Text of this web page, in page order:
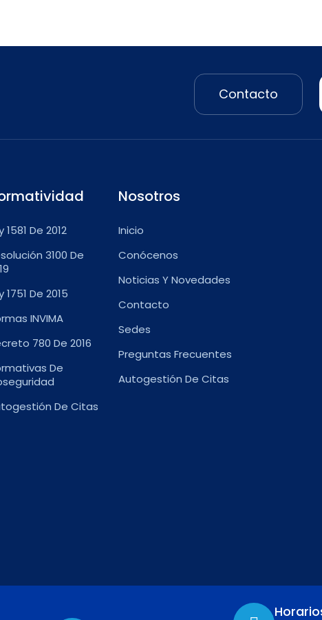
Contacto
1581 De 2012
3100 De
1751 De 2015
INVIMA
780 De 2016
De
De Citas
Nosotros
Inicio
Conócenos
Noticias Y Novedades
Contacto
Sedes
Preguntas Frecuentes
Autogestión De Citas